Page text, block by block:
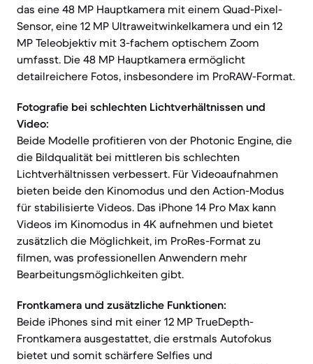
das eine 48 MP Hauptkamera mit einem Quad-Pixel-
Sensor, eine 12 MP Ultraweitwinkelkamera und ein 12
MP Teleobjektiv mit 3-fachem optischem Zoom
umfasst. Die 48 MP Hauptkamera ermöglicht
detailreichere Fotos, insbesondere im ProRAW-Format.
Fotografie bei schlechten Lichtverhältnissen und
Video:
Beide Modelle profitieren von der Photonic Engine, die
die Bildqualität bei mittleren bis schlechten
Lichtverhältnissen verbessert. Für Videoaufnahmen
bieten beide den Kinomodus und den Action-Modus
für stabilisierte Videos. Das iPhone 14 Pro Max kann
Videos im Kinomodus in 4K aufnehmen und bietet
zusätzlich die Möglichkeit, im ProRes-Format zu
filmen, was professionellen Anwendern mehr
Bearbeitungsmöglichkeiten gibt.
Frontkamera und zusätzliche Funktionen:
Beide iPhones sind mit einer 12 MP TrueDepth-
Frontkamera ausgestattet, die erstmals Autofokus
bietet und somit schärfere Selfies und